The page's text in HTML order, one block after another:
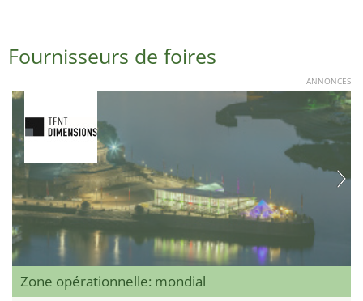
Fournisseurs de foires
ANNONCES
Zone opérationnelle: mondial